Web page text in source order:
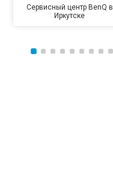
Сервисный центр BenQ в
Иркутске